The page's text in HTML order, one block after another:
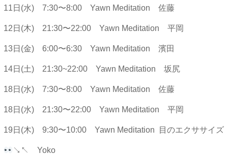
11日(水) 7:30〜8:00 Yawn Meditation 佐藤
12日(木) 21:30〜22:00 Yawn Meditation 平岡
13日(金) 6:00〜6:30 Yawn Meditation 濱田
14日(土) 21:30~22:00 Yawn Meditation 坂尻
18日(水) 7:30〜8:00 Yawn Meditation 佐藤
18日(水) 21:30〜22:00 Yawn Meditation 平岡
19日(木) 9:30〜10:00 Yawn Meditation 目のエクササイズ
↘︎↖︎ Yoko